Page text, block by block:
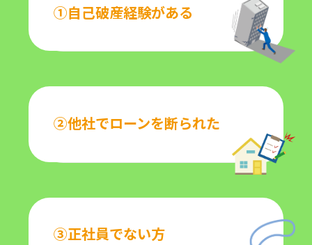
①自己破産経験がある
②他社でローンを断られた
③正社員でない方